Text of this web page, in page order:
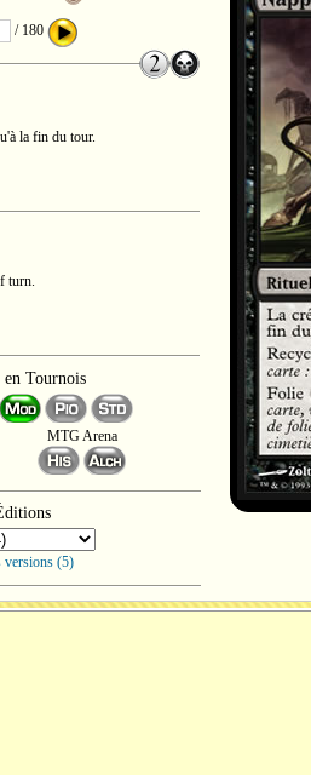
/ 180
la fin du tour.
turn.
Tournois
MTG Arena
versions (5)